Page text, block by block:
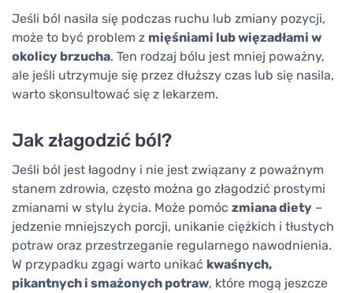
Jeśli ból nasila się podczas ruchu lub zmiany pozycji,
może to być problem z mięśniami lub więzadłami w
okolicy brzucha. Ten rodzaj bólu jest mniej poważny,
ale jeśli utrzymuje się przez dłuższy czas lub się nasila,
warto skonsultować się z lekarzem.
Jak złagodzić ból?
Jeśli ból jest łagodny i nie jest związany z poważnym
stanem zdrowia, często można go złagodzić prostymi
zmianami w stylu życia. Może pomóc zmiana diety –
jedzenie mniejszych porcji, unikanie ciężkich i tłustych
potraw oraz przestrzeganie regularnego nawodnienia.
W przypadku zgagi warto unikać kwaśnych,
pikantnych i smażonych potraw, które mogą jeszcze